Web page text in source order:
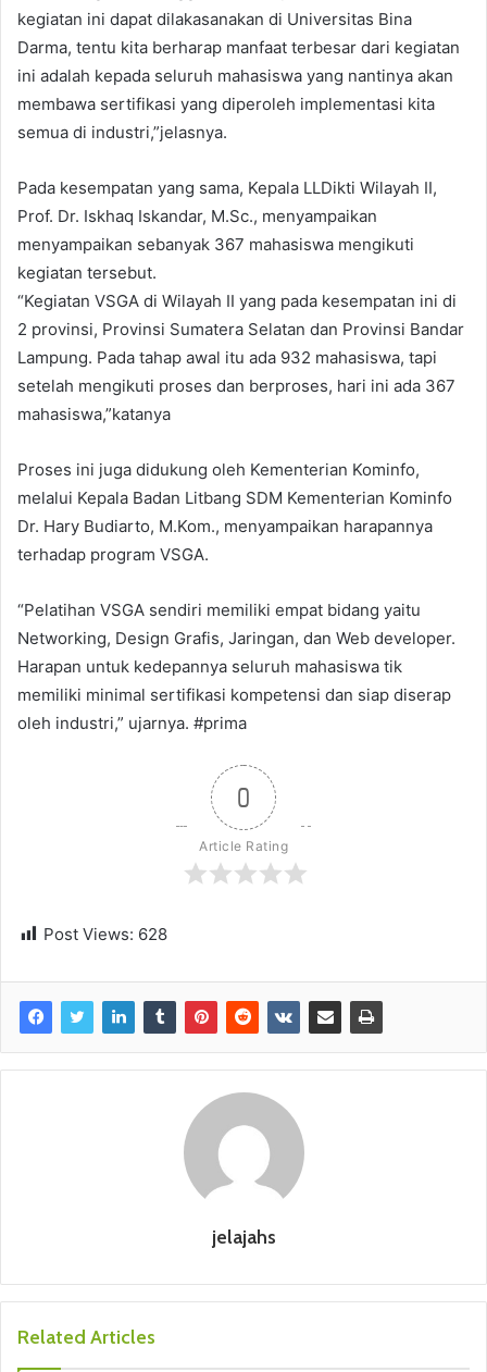
kegiatan ini dapat dilakasanakan di Universitas Bina
Darma, tentu kita berharap manfaat terbesar dari kegiatan
ini adalah kepada seluruh mahasiswa yang nantinya akan
membawa sertifikasi yang diperoleh implementasi kita
semua di industri,”jelasnya.
Pada kesempatan yang sama, Kepala LLDikti Wilayah II,
Prof. Dr. Iskhaq Iskandar, M.Sc., menyampaikan
menyampaikan sebanyak 367 mahasiswa mengikuti
kegiatan tersebut.
“Kegiatan VSGA di Wilayah II yang pada kesempatan ini di
2 provinsi, Provinsi Sumatera Selatan dan Provinsi Bandar
Lampung. Pada tahap awal itu ada 932 mahasiswa, tapi
setelah mengikuti proses dan berproses, hari ini ada 367
mahasiswa,”katanya
Proses ini juga didukung oleh Kementerian Kominfo,
melalui Kepala Badan Litbang SDM Kementerian Kominfo
Dr. Hary Budiarto, M.Kom., menyampaikan harapannya
terhadap program VSGA.
“Pelatihan VSGA sendiri memiliki empat bidang yaitu
Networking, Design Grafis, Jaringan, dan Web developer.
Harapan untuk kedepannya seluruh mahasiswa tik
memiliki minimal sertifikasi kompetensi dan siap diserap
oleh industri,” ujarnya. #prima
0
Article Rating
Post Views: 628
jelajahs
Related Articles